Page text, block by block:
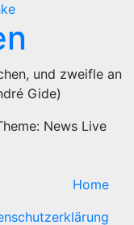
und zweifle an
Gide)
News Live
Home